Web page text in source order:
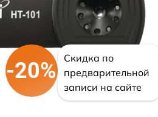
-20%
Скидка по
предварительной
записи на сайте